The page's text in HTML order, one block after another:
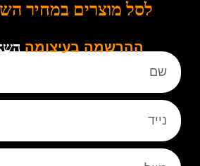
לסל מוצרים במחיר
ההרשמה בעיצומה